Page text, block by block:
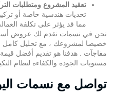
تعقيد المشروع ومتطلبات
تحديات هندسية خاصة أو
مما قد يؤثر على تكلفة
نحن في نسمات نقدم لك عروض
خصيصا لمشروعك ، مع تحليل كامل
مفاجآت . هدفنا هو تقديم أفضل
مستويات الجودة والكفاءة لنظام
تواصل مع نسمات